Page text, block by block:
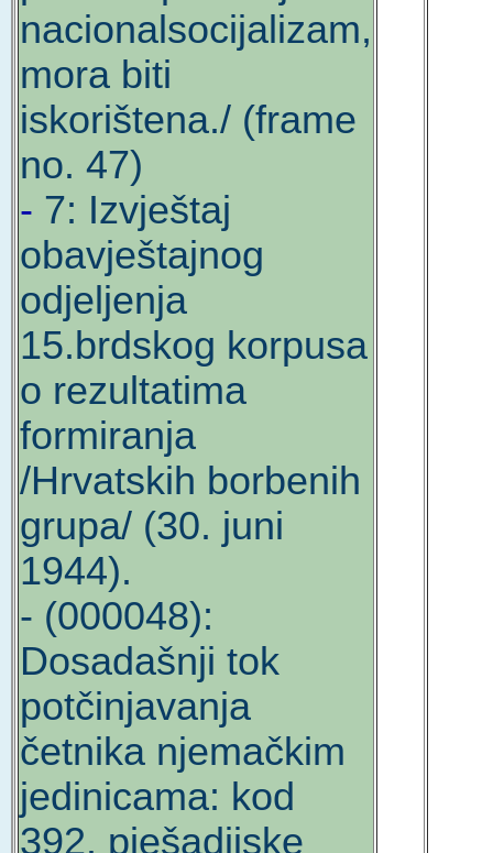
nacionalsocijalizam,
mora biti
iskorištena./ (frame
no. 47)
- 7: Izvještaj
obavještajnog
odjeljenja
15.brdskog korpusa
o rezultatima
formiranja
/Hrvatskih borbenih
grupa/ (30. juni
1944).
- (000048):
Dosadašnji tok
potčinjavanja
četnika njemačkim
jedinicama: kod
392. pješadijske